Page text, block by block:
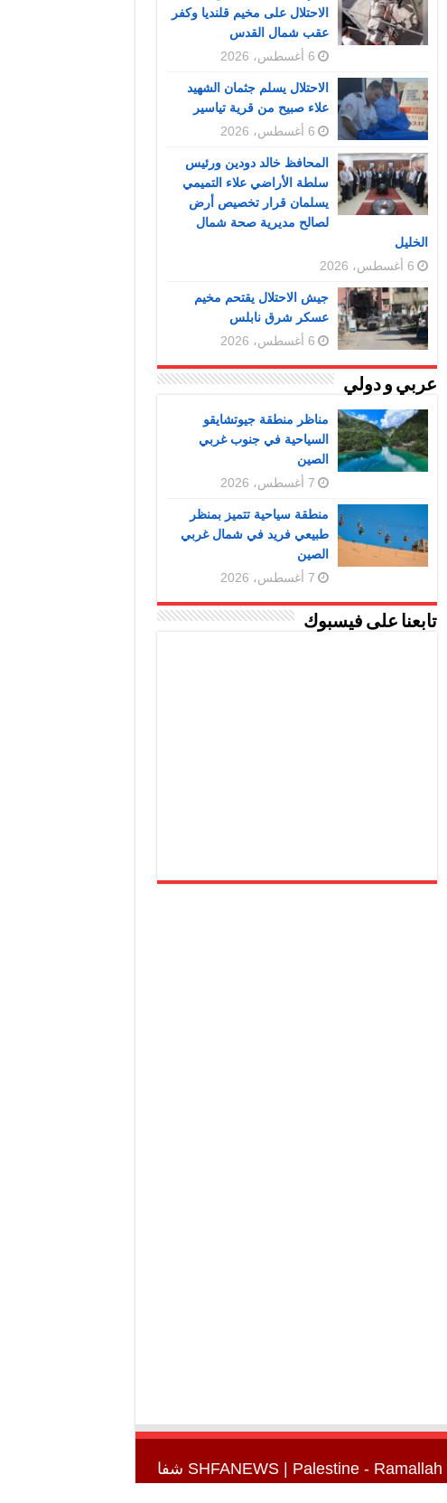
الاحتلال على مخيم قلنديا وكفر
عقب شمال القدس
6 أغسطس، 2026
الاحتلال يسلم جثمان الشهيد
علاء صبيح من قرية تياسير
6 أغسطس، 2026
المحافظ خالد دودين ورئيس
سلطة الأراضي علاء التميمي
يسلمان قرار تخصيص أرض
لصالح مديرية صحة شمال
الخليل
6 أغسطس، 2026
جيش الاحتلال يقتحم مخيم
عسكر شرق نابلس
6 أغسطس، 2026
عربي و دولي
مناظر منطقة جيوتشايقو
السياحية في جنوب غربي
الصين
7 أغسطس، 2026
منطقة سياحية تتميز بمنظر
طبيعي فريد في شمال غربي
الصين
7 أغسطس، 2026
تابعنا على فيسبوك
SHFANEWS| Palestine - Ramallah